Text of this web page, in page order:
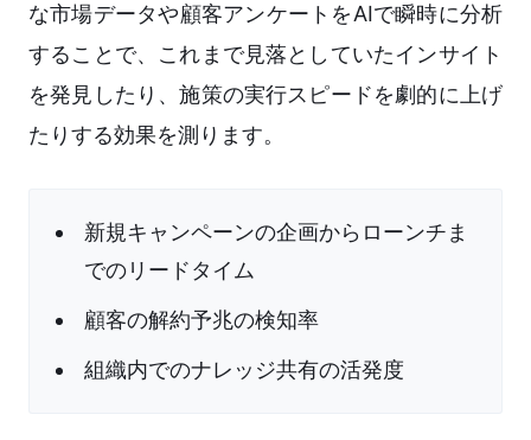
な市場データや顧客アンケートをAIで瞬時に分析
することで、これまで見落としていたインサイト
を発見したり、施策の実行スピードを劇的に上げ
たりする効果を測ります。
新規キャンペーンの企画からローンチま
でのリードタイム
顧客の解約予兆の検知率
組織内でのナレッジ共有の活発度